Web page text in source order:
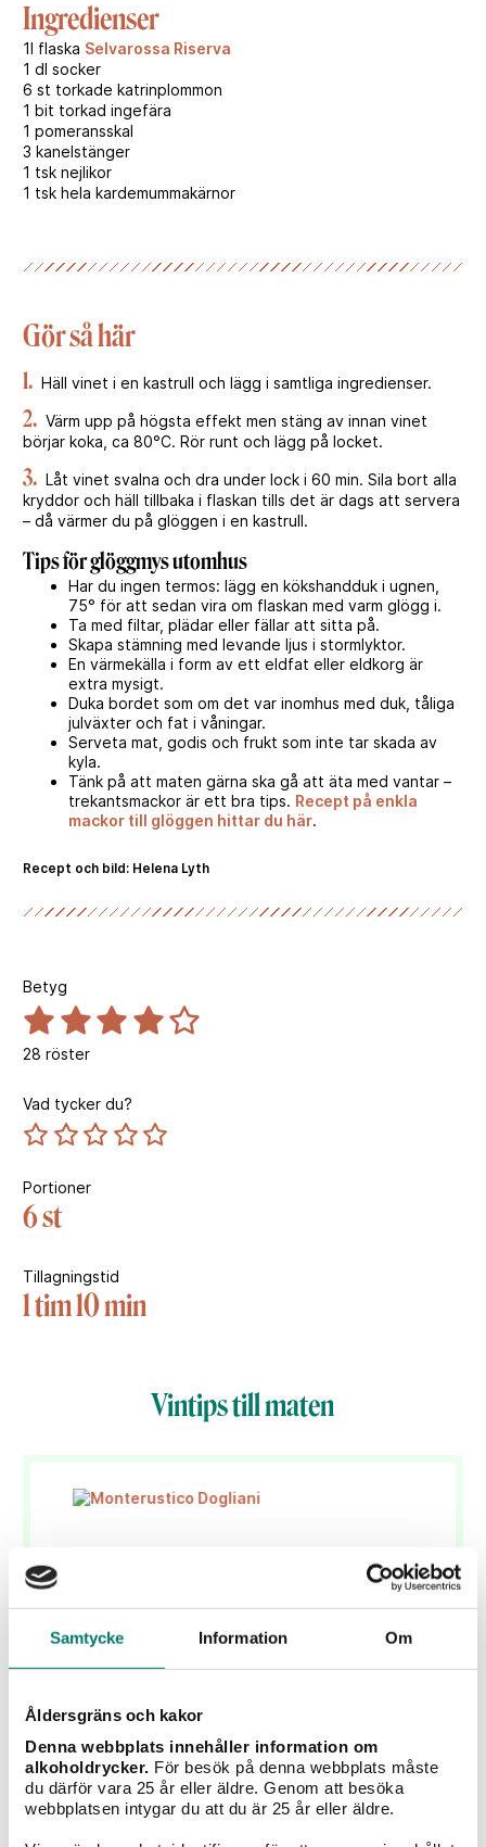
Samtycke Information Om
Åldersgräns och kakor
Denna webbplats innehåller information om
alkoholdrycker. För besök på denna webbplats måste
du därför vara 25 år eller äldre. Genom att besöka
webbplatsen intygar du att du är 25 år eller äldre.
Ingredienser
1l flaska Selvarossa Riserva
1 dl socker
6 st torkade katrinplommon
1 bit torkad ingefära
1 pomeransskal
3 kanelstänger
1 tsk nejlikor
1 tsk hela kardemummakärnor
Gör så här
1. Häll vinet i en kastrull och lägg i samtliga ingredienser.
2. Värm upp på högsta effekt men stäng av innan vinet
börjar koka, ca 80°C. Rör runt och lägg på locket.
3. Låt vinet svalna och dra under lock i 60 min. Sila bort alla
kryddor och häll tillbaka i flaskan tills det är dags att servera
– då värmer du på glöggen i en kastrull.
Tips för glöggmys utomhus
Har du ingen termos: lägg en kökshandduk i ugnen,
75° för att sedan vira om flaskan med varm glögg i.
Ta med filtar, plädar eller fällar att sitta på.
Skapa stämning med levande ljus i stormlyktor.
En värmekälla i form av ett eldfat eller eldkorg är
extra mysigt.
Duka bordet som om det var inomhus med duk, tåliga
julväxter och fat i våningar.
Serveta mat, godis och frukt som inte tar skada av
kyla.
Tänk på att maten gärna ska gå att äta med vantar –
trekantsmackor är ett bra tips. Recept på enkla
mackor till glöggen hittar du här.
Recept och bild: Helena Lyth
Betyg
28 röster
Vad tycker du?
Portioner
6 st
Tillagningstid
1 tim 10 min
Vintips till maten
Monterustico Dogliani
129 kr